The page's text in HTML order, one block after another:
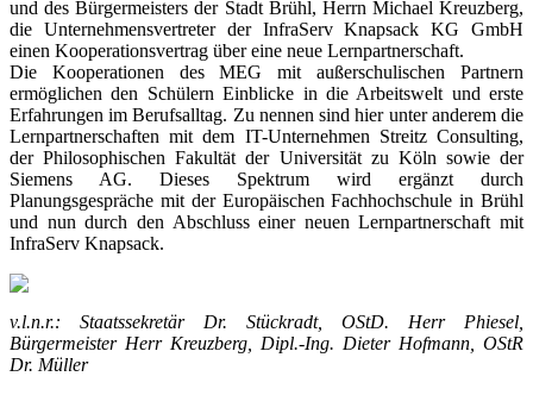
und des Bürgermeisters der Stadt Brühl, Herrn Michael Kreuzberg,
die Unternehmensvertreter der InfraServ Knapsack KG GmbH
einen Kooperationsvertrag über eine neue Lernpartnerschaft.
Die Kooperationen des MEG mit außerschulischen Partnern
ermöglichen den Schülern Einblicke in die Arbeitswelt und erste
Erfahrungen im Berufsalltag. Zu nennen sind hier unter anderem die
Lernpartnerschaften mit dem IT-Unternehmen Streitz Consulting,
der Philosophischen Fakultät der Universität zu Köln sowie der
Siemens AG. Dieses Spektrum wird ergänzt durch
Planungsgespräche mit der Europäischen Fachhochschule in Brühl
und nun durch den Abschluss einer neuen Lernpartnerschaft mit
InfraServ Knapsack.
v.l.n.r.: Staatssekretär Dr. Stückradt, OStD. Herr Phiesel,
Bürgermeister Herr Kreuzberg, Dipl.-Ing. Dieter Hofmann, OStR
Dr. Müller